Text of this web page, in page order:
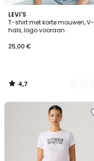
LEVI'S
T-shirt met korte mouwen, V-
hals, logo vooraan
25,00 €
4,7
/ 5
2
Kleuren
4,7
/